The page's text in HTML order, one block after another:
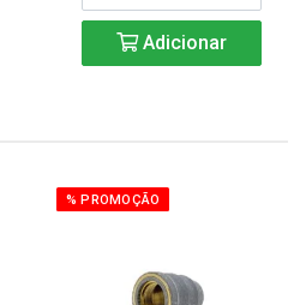
Adicionar
% PROMOÇÃO